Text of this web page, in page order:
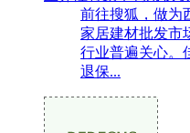
前往搜狐，做为
家居建材批发市
行业普遍关心。
退保...